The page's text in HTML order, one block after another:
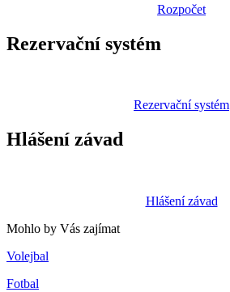
Rozpočet
Rezervační systém
Rezervační systém
Hlášení závad
Hlášení závad
Mohlo by Vás zajímat
Volejbal
Fotbal